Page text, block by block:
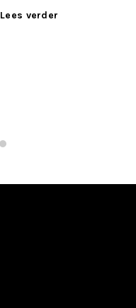
Lees verder